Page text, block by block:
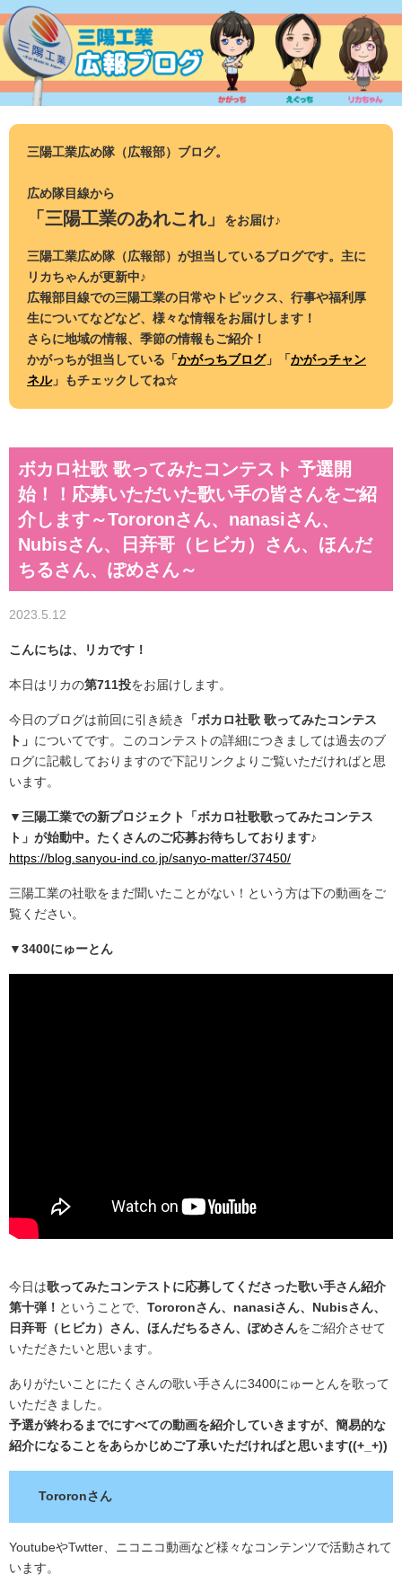
ン
テ
ツ
三陽工業広め隊（広報部）ブログ。
広め隊目線から
「三陽工業のあれこれ」 をお届け♪
三陽工業広め隊（広報部）が担当しているブログです。主に
リカちゃんが更新中♪
広報部目線での三陽工業の日常やトピックス、行事や福利厚
生についてなどなど、様々な情報をお届けします！
さらに地域の情報、季節の情報もご紹介！
かがっちが担当している「かがっちブログ」「かがっチャン
ネル」もチェックしてね☆
ボカロ社歌 歌ってみたコンテスト 予選開
始！！応募いただいた歌い手の皆さんをご紹
介します～Tororonさん、nanasiさん、
Nubisさん、日竎哥（ヒビカ）さん、ほんだ
ちるさん、ぽめさん～
2023.5.12
こんにちは、リカです！
本日はリカの第711投をお届けします。
今日のブログは前回に引き続き
「ボカロ社歌 歌ってみたコンテス
ト」 についてです。このコンテストの詳細につきましては過去のブ
ログに記載しておりますので下記リンクよりご覧いただければと思
います。
▼三陽工業での新プロジェクト「ボカロ社歌歌ってみたコンテス
ト」が始動中。たくさんのご応募お待ちしております♪
https://blog.sanyou-ind.co.jp/sanyo-matter/37450/
三陽工業の社歌をまだ聞いたことがない！という方は下の動画をご
覧ください。
▼3400にゅーとん
今日は歌ってみたコンテストに応募してくださった歌い手さん紹介
第十弾！ ということで、 Tororonさん、nanasiさん、Nubisさん、
日竎哥（ヒビカ）さん、ほんだちるさん、ぽめさんをご紹介させて
いただきたいと思います。
ありがたいことにたくさんの歌い手さんに3400にゅーとんを歌って
いただきました。
予選が終わるまでにすべての動画を紹介していきますが、簡易的な
紹介になることをあらかじめご了承いただければと思います((+_+))
Tororonさん
YoutubeやTwtter、ニコニコ動画など様々なコンテンツで活動されて
います。